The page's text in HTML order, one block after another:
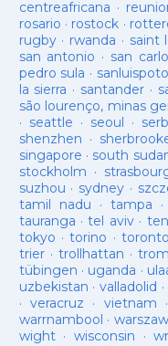
centreafricana ·
rosario · rostock ·
rugby· rwanda · saint
san antonio · san
pedro sula ·
la sierra · santander ·
são lourenço, minas
· seattle · seoul ·
shenzhen ·
singapore · south
stockholm ·
suzhou · sydney ·
tamil nadu ·tampa ·
tauranga ·tel aviv·
tokyo ·torino ·toronto
trier· trollhattan ·
tübingen · uganda ·
uzbekistan · valladolid ·
· veracruz · vietnam ·
warrnambool ·
wight· wisconsin ·